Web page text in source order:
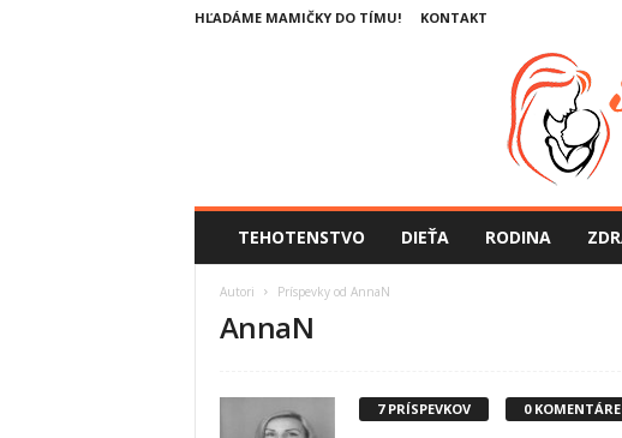
HĽADÁME MAMIČKY DO TÍMU! KONTAKT
TEHOTENSTVO DIEŤA RODINA
Autori Príspevky od AnnaN
AnnaN
7 PRÍSPEVKOV 0 KOMENTÁRE